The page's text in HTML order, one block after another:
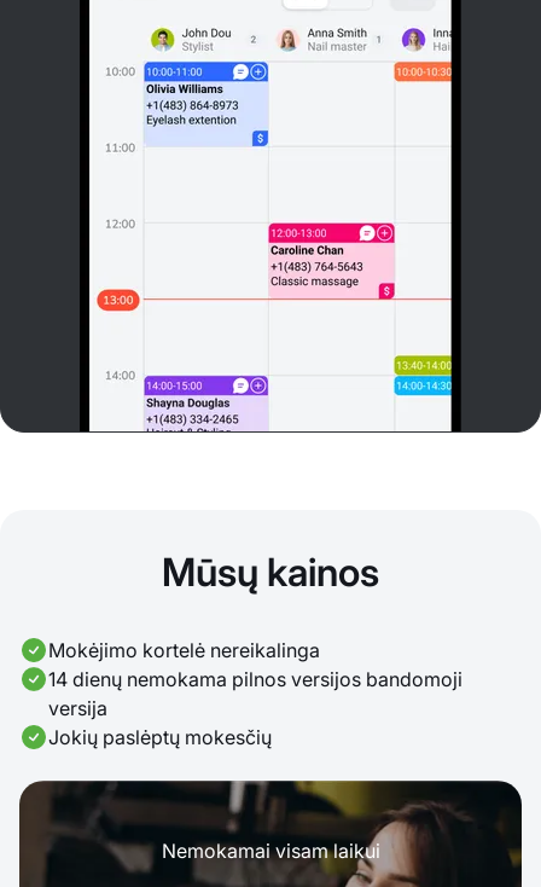
Mūsų kainos
Mokėjimo kortelė nereikalinga
14 dienų nemokama pilnos versijos bandomoji
versija
Jokių paslėptų mokesčių
Nemokamai visam laikui